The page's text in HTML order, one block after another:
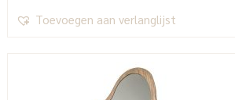
Toevoegen aan verlanglijst